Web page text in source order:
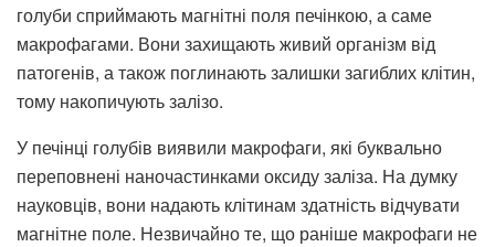
голуби сприймають магнітні поля печінкою, а саме
макрофагами. Вони захищають живий організм від
патогенів, а також поглинають залишки загиблих клітин,
тому накопичують залізо.
У печінці голубів виявили макрофаги, які буквально
переповнені наночастинками оксиду заліза. На думку
науковців, вони надають клітинам здатність відчувати
магнітне поле. Незвичайно те, що раніше макрофаги не